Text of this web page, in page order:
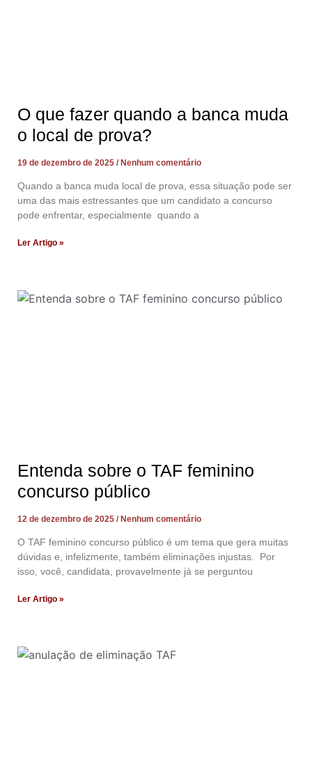
O que fazer quando a banca muda
o local de prova?
19 de dezembro de 2025 Nenhum comentário
Quando a banca muda local de prova, essa situação pode ser
uma das mais estressantes que um candidato a concurso
pode enfrentar, especialmente quando a
Ler Artigo »
Entenda sobre o TAF feminino
concurso público
12 de dezembro de 2025 Nenhum comentário
O TAF feminino concurso público é um tema que gera muitas
dúvidas e, infelizmente, também eliminações injustas. Por
isso, você, candidata, provavelmente já se perguntou
Ler Artigo »